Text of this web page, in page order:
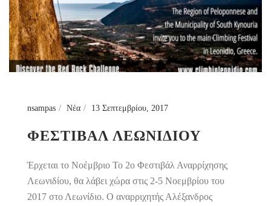
nsampas Νέα 13 Σεπτεμβρίου, 2017
ΦΕΣΤΙΒΑΛ ΛΕΩΝΙΔΙΟΥ
Έρχεται το Νοέμβριο Το 2ο Φεστιβάλ Αναρρίχησης
Λεωνιδίου, θα λάβει χώρα στις 2-5 Νοεμβρίου του
2017 στο Λεωνίδιο. Ο αναρριχητής Αλέξανδρος